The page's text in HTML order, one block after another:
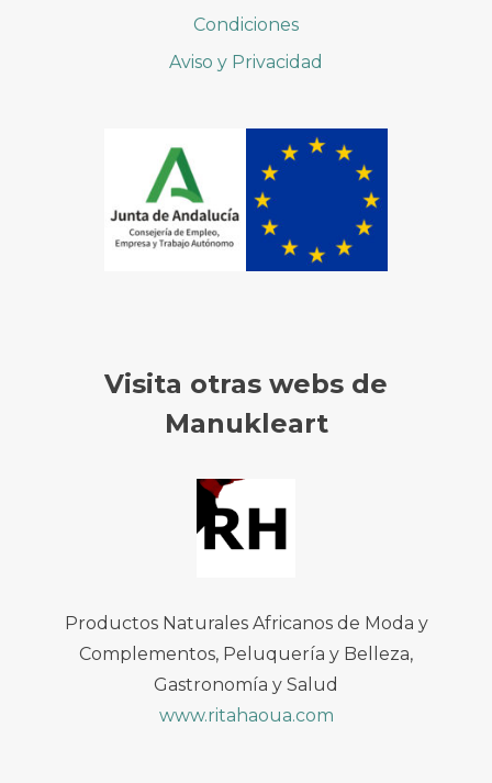
Condiciones
Aviso y Privacidad
Visita otras webs de
Manukleart
Productos Naturales Africanos de Moda y
Complementos, Peluquería y Belleza,
Gastronomía y Salud
www.ritahaoua.com